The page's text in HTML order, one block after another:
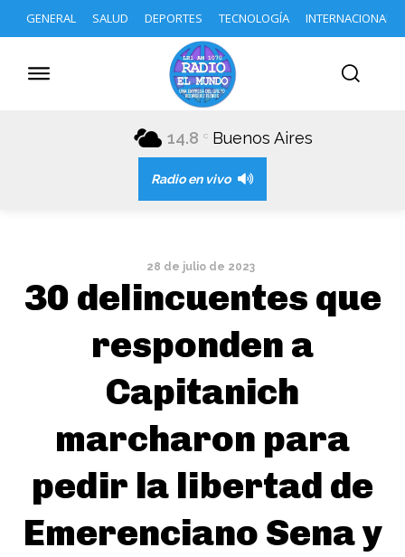
GENERAL SALUD DEPORTES TECNOLOGÍA INTERNACIONAL
14.8 C Buenos Aires
Radio en vivo
28 de julio de 2023
30 delincuentes que
responden a
Capitanich
marcharon para
pedir la libertad de
Emerenciano Sena y